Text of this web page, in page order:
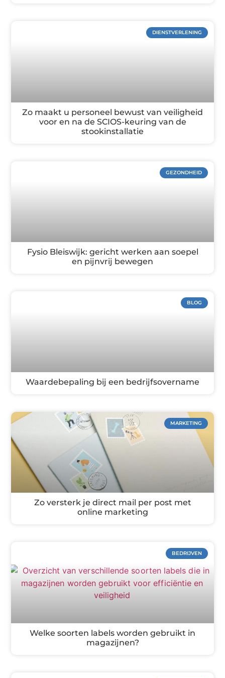
DIENSTVERLENING
Zo maakt u personeel bewust van veiligheid
voor en na de SCIOS-keuring van de
stookinstallatie
GEZONDHEID
Fysio Bleiswijk: gericht werken aan soepel
en pijnvrij bewegen
BLOG
Waardebepaling bij een bedrijfsovername
MARKETING
Zo versterk je direct mail per post met
online marketing
BEDRIJVEN
Welke soorten labels worden gebruikt in
magazijnen?